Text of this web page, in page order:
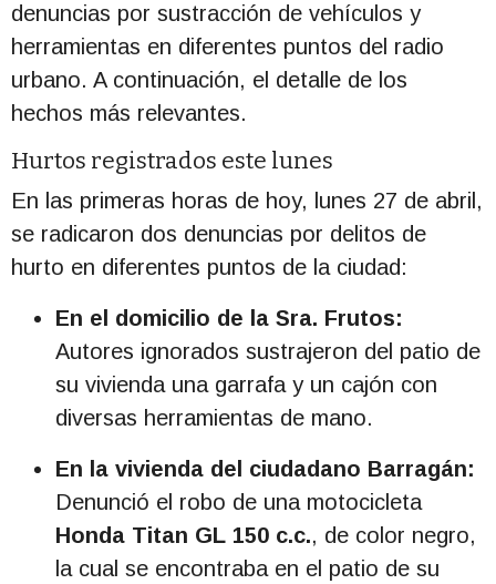
denuncias por sustracción de vehículos y
herramientas en diferentes puntos del radio
urbano. A continuación, el detalle de los
hechos más relevantes.
Hurtos registrados este lunes
En las primeras horas de hoy, lunes 27 de abril,
se radicaron dos denuncias por delitos de
hurto en diferentes puntos de la ciudad:
En el domicilio de la Sra. Frutos:
Autores ignorados sustrajeron del patio de
su vivienda una garrafa y un cajón con
diversas herramientas de mano.
En la vivienda del ciudadano Barragán:
Denunció el robo de una motocicleta
Honda Titan GL 150 c.c., de color negro,
la cual se encontraba en el patio de su